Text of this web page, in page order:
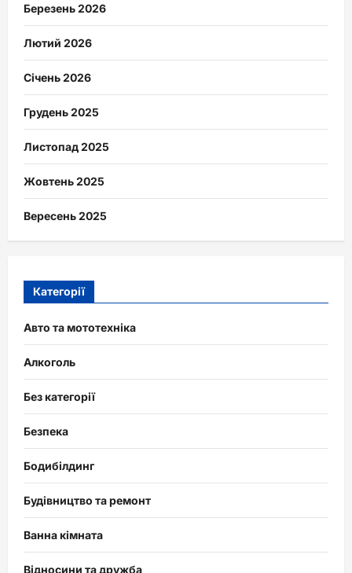
Березень 2026
Лютий 2026
Січень 2026
Грудень 2025
Листопад 2025
Жовтень 2025
Вересень 2025
Категорії
Авто та мототехніка
Алкоголь
Без категорії
Безпека
Бодибілдинг
Будівництво та ремонт
Ванна кімната
Відносини та дружба